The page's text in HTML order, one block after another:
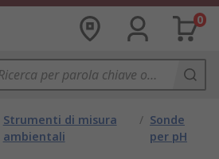
0
Strumenti di misura
ambientali
/ Sonde
per pH